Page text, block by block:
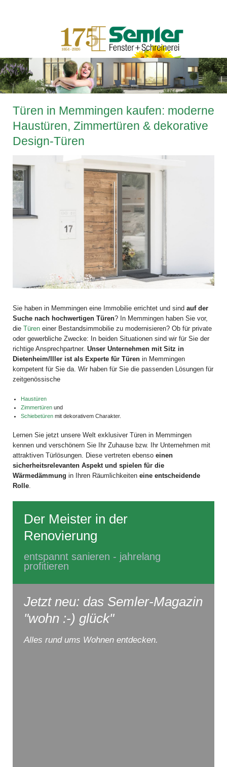
Türen in Memmingen kaufen: moderne
Haustüren, Zimmertüren & dekorative
Design-Türen
Sie haben in Memmingen eine Immobilie errichtet und sind auf der
Suche nach hochwertigen Türen? In Memmingen haben Sie vor,
die Türeneiner Bestandsimmobilie zu modernisieren? Ob für private
oder gewerbliche Zwecke: In beiden Situationen sind wir für Sie der
richtige Ansprechpartner. Unser Unternehmen mit Sitz in
Dietenheim/Iller ist als Experte für Türenin Memmingen
kompetent für Sie da. Wir haben für Sie die passenden Lösungen für
zeitgenössische
Haustüren
Zimmertüren und
Schiebetüren mit dekorativem Charakter.
Lernen Sie jetzt unsere Welt exklusiver Türen in Memmingen
kennen und verschönern Sie Ihr Zuhause bzw. Ihr Unternehmen mit
attraktiven Türlösungen. Diese vertreten ebenso einen
sicherheitsrelevanten Aspekt und spielen für die
Wärmedämmung in Ihren Räumlichkeiten eine entscheidende
Rolle.
Der Meister in der
Renovierung
entspannt sanieren - jahrelang
profitieren
Jetzt neu: das Semler-Magazin
"wohn :-) glück"
Alles rund ums Wohnen entdecken.